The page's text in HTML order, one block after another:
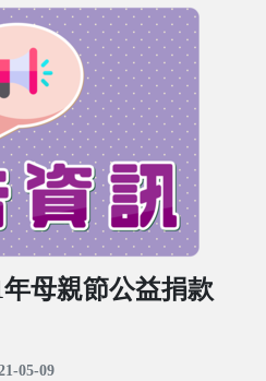
母親節公益捐款
05-09